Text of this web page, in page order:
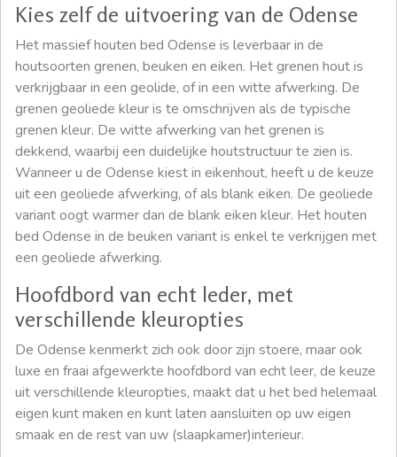
Kies zelf de uitvoering van de Odense
Het massief houten bed Odense is leverbaar in de
houtsoorten grenen, beuken en eiken. Het grenen hout is
verkrijgbaar in een geolide, of in een witte afwerking. De
grenen geoliede kleur is te omschrijven als de typische
grenen kleur. De witte afwerking van het grenen is
dekkend, waarbij een duidelijke houtstructuur te zien is.
Wanneer u de Odense kiest in eikenhout, heeft u de keuze
uit een geoliede afwerking, of als blank eiken. De geoliede
variant oogt warmer dan de blank eiken kleur. Het houten
bed Odense in de beuken variant is enkel te verkrijgen met
een geoliede afwerking.
Hoofdbord van echt leder, met
verschillende kleuropties
De Odense kenmerkt zich ook door zijn stoere, maar ook
luxe en fraai afgewerkte hoofdbord van echt leer, de keuze
uit verschillende kleuropties, maakt dat u het bed helemaal
eigen kunt maken en kunt laten aansluiten op uw eigen
smaak en de rest van uw (slaapkamer)interieur.